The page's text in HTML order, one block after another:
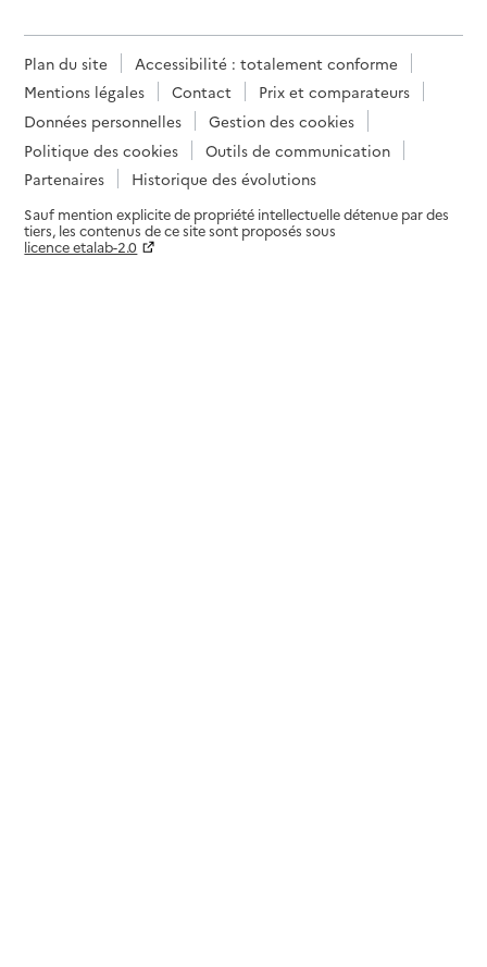
Plan du site
Accessibilité : totalement conforme
Mentions légales
Contact
Prix et comparateurs
Données personnelles
Gestion des cookies
Politique des cookies
Outils de communication
Partenaires
Historique des évolutions
Sauf mention explicite de propriété intellectuelle détenue par des
tiers, les contenus de ce site sont proposés sous
licence etalab-2.0